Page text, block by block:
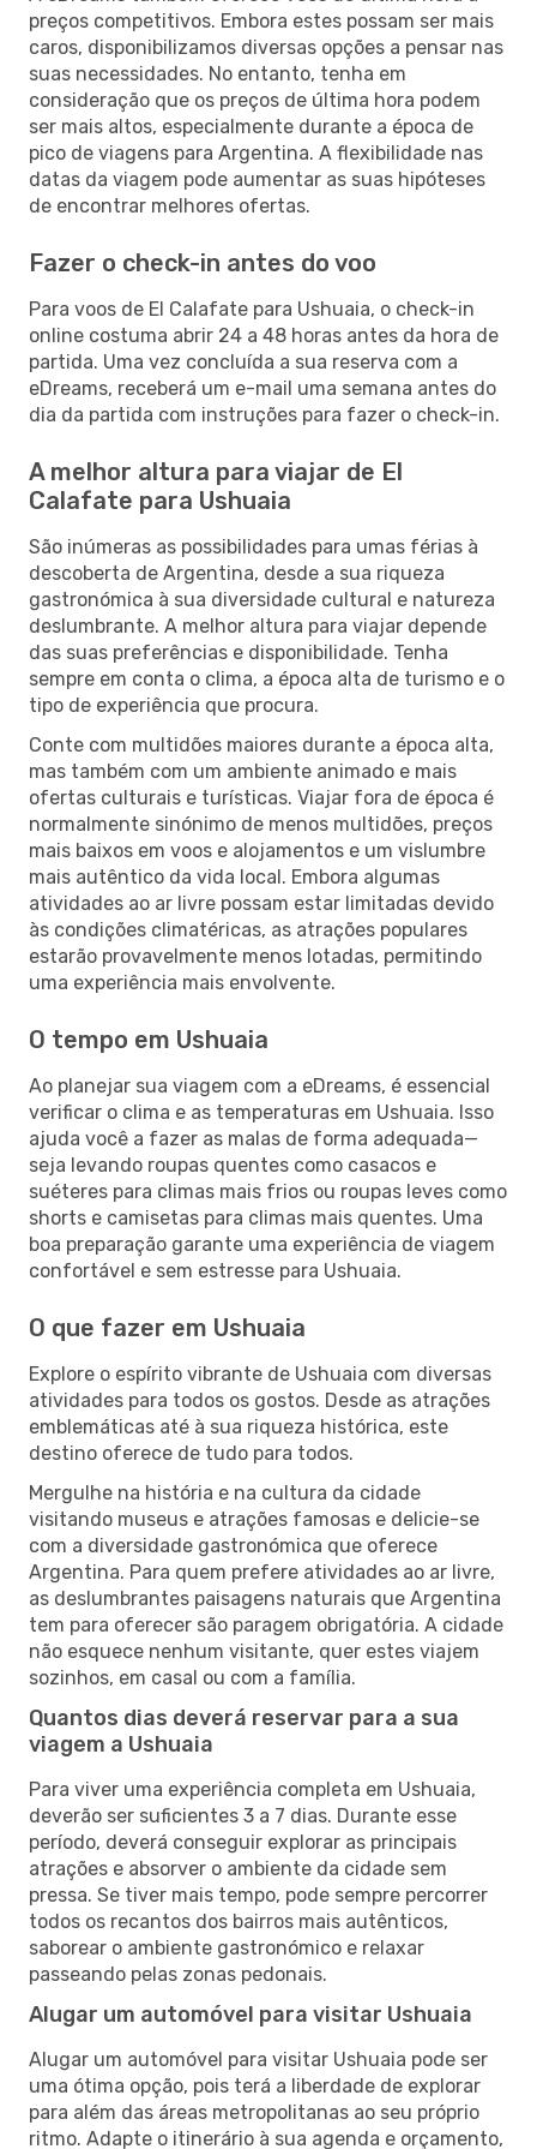
preços competitivos. Embora estes possam ser mais
caros, disponibilizamos diversas opções a pensar nas
suas necessidades. No entanto, tenha em
consideração que os preços de última hora podem
ser mais altos, especialmente durante a época de
pico de viagens para Argentina. A flexibilidade nas
datas da viagem pode aumentar as suas hipóteses
de encontrar melhores ofertas.
Fazer o check-in antes do voo
Para voos de El Calafate para Ushuaia, o check-in
online costuma abrir 24 a 48 horas antes da hora de
partida. Uma vez concluída a sua reserva com a
eDreams, receberá um e-mail uma semana antes do
dia da partida com instruções para fazer o check-in.
A melhor altura para viajar de El
Calafate para Ushuaia
São inúmeras as possibilidades para umas férias à
descoberta de Argentina, desde a sua riqueza
gastronómica à sua diversidade cultural e natureza
deslumbrante. A melhor altura para viajar depende
das suas preferências e disponibilidade. Tenha
sempre em conta o clima, a época alta de turismo e o
tipo de experiência que procura.
Conte com multidões maiores durante a época alta,
mas também com um ambiente animado e mais
ofertas culturais e turísticas. Viajar fora de época é
normalmente sinónimo de menos multidões, preços
mais baixos em voos e alojamentos e um vislumbre
mais autêntico da vida local. Embora algumas
atividades ao ar livre possam estar limitadas devido
às condições climatéricas, as atrações populares
estarão provavelmente menos lotadas, permitindo
uma experiência mais envolvente.
O tempo em Ushuaia
Ao planejar sua viagem com a eDreams, é essencial
verificar o clima e as temperaturas em Ushuaia. Isso
ajuda você a fazer as malas de forma adequada—
seja levando roupas quentes como casacos e
suéteres para climas mais frios ou roupas leves como
shorts e camisetas para climas mais quentes. Uma
boa preparação garante uma experiência de viagem
confortável e sem estresse para Ushuaia.
O que fazer em Ushuaia
Explore o espírito vibrante de Ushuaia com diversas
atividades para todos os gostos. Desde as atrações
emblemáticas até à sua riqueza histórica, este
destino oferece de tudo para todos.
Mergulhe na história e na cultura da cidade
visitando museus e atrações famosas e delicie-se
com a diversidade gastronómica que oferece
Argentina. Para quem prefere atividades ao ar livre,
as deslumbrantes paisagens naturais que Argentina
tem para oferecer são paragem obrigatória. A cidade
não esquece nenhum visitante, quer estes viajem
sozinhos, em casal ou com a família.
Quantos dias deverá reservar para a sua
viagem a Ushuaia
Para viver uma experiência completa em Ushuaia,
deverão ser suficientes 3 a 7 dias. Durante esse
período, deverá conseguir explorar as principais
atrações e absorver o ambiente da cidade sem
pressa. Se tiver mais tempo, pode sempre percorrer
todos os recantos dos bairros mais autênticos,
saborear o ambiente gastronómico e relaxar
passeando pelas zonas pedonais.
Alugar um automóvel para visitar Ushuaia
Alugar um automóvel para visitar Ushuaia pode ser
uma ótima opção, pois terá a liberdade de explorar
para além das áreas metropolitanas ao seu próprio
ritmo. Adapte o itinerário à sua agenda e orçamento,